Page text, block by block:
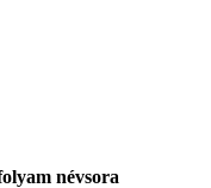
névsora